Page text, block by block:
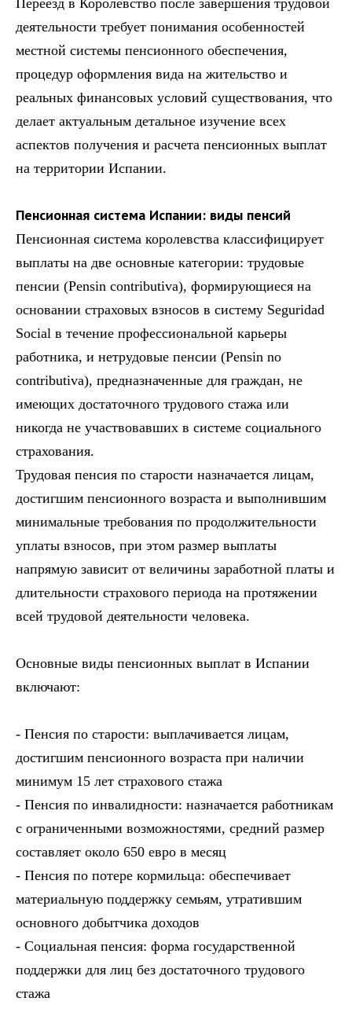
Переезд в Королевство после завершения трудовой
деятельности требует понимания особенностей
местной системы пенсионного обеспечения,
процедур оформления вида на жительство и
реальных финансовых условий существования, что
делает актуальным детальное изучение всех
аспектов получения и расчета пенсионных выплат
на территории Испании.
Пенсионная система Испании: виды пенсий
Пенсионная система королевства классифицирует
выплаты на две основные категории: трудовые
пенсии (Pensin contributiva), формирующиеся на
основании страховых взносов в систему Seguridad
Social в течение профессиональной карьеры
работника, и нетрудовые пенсии (Pensin no
contributiva), предназначенные для граждан, не
имеющих достаточного трудового стажа или
никогда не участвовавших в системе социального
страхования.
Трудовая пенсия по старости назначается лицам,
достигшим пенсионного возраста и выполнившим
минимальные требования по продолжительности
уплаты взносов, при этом размер выплаты
напрямую зависит от величины заработной платы и
длительности страхового периода на протяжении
всей трудовой деятельности человека.
Основные виды пенсионных выплат в Испании
включают:
- Пенсия по старости: выплачивается лицам,
достигшим пенсионного возраста при наличии
минимум 15 лет страхового стажа
- Пенсия по инвалидности: назначается работникам
с ограниченными возможностями, средний размер
составляет около 650 евро в месяц
- Пенсия по потере кормильца: обеспечивает
материальную поддержку семьям, утратившим
основного добытчика доходов
- Социальная пенсия: форма государственной
поддержки для лиц без достаточного трудового
стажа